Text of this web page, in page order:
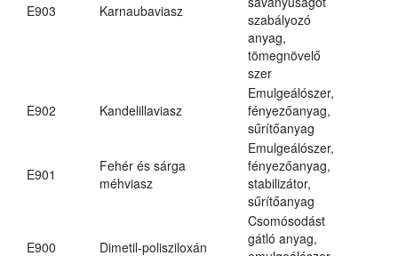
E903 Karnaubaviasz
szabályozó
anyag,
tömegnövelő
szer
E902 Kandelillaviasz
Emulgeálószer,
fényezőanyag,
sűrítőanyag
E901
Fehér és sárga
méhviasz
Emulgeálószer,
fényezőanyag,
stabilizátor,
sűrítőanyag
E900 Dimetil-polisziloxán
Csomósodást
gátló anyag,